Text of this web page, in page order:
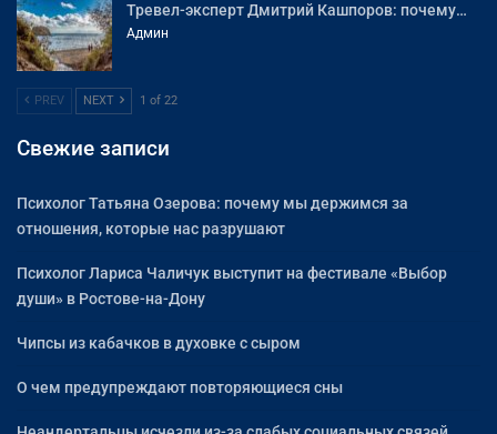
Тревел-эксперт Дмитрий Кашпоров: почему…
Админ
PREV NEXT 1 of 22
Свежие записи
Психолог Татьяна Озерова: почему мы держимся за
отношения, которые нас разрушают
Психолог Лариса Чаличук выступит на фестивале «Выбор
души» в Ростове-на-Дону
Чипсы из кабачков в духовке с сыром
О чем предупреждают повторяющиеся сны